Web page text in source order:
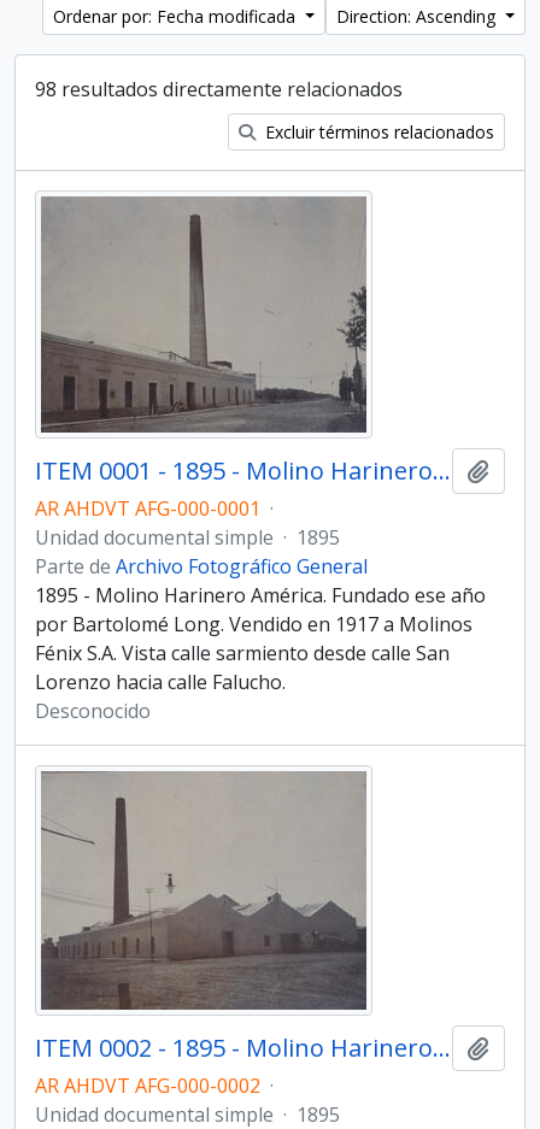
Ordenar por: Fecha modificada Direction: Ascending
98 resultados directamente relacionados
Excluir términos relacionados
ITEM 0001 - 1895 - Molino Harinero América.
AR AHDVT AFG-000-0001 ·
Unidad documental simple · 1895
Parte de Archivo Fotográfico General
1895 - Molino Harinero América. Fundado ese año
por Bartolomé Long. Vendido en 1917 a Molinos
Fénix S.A. Vista calle sarmiento desde calle San
Lorenzo hacia calle Falucho.
Desconocido
ITEM 0002 - 1895 - Molino Harinero América.
AR AHDVT AFG-000-0002 ·
Unidad documental simple · 1895